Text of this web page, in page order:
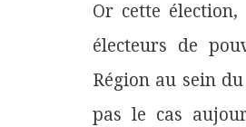
Or cette
électeurs de
Région au sein
pas le cas